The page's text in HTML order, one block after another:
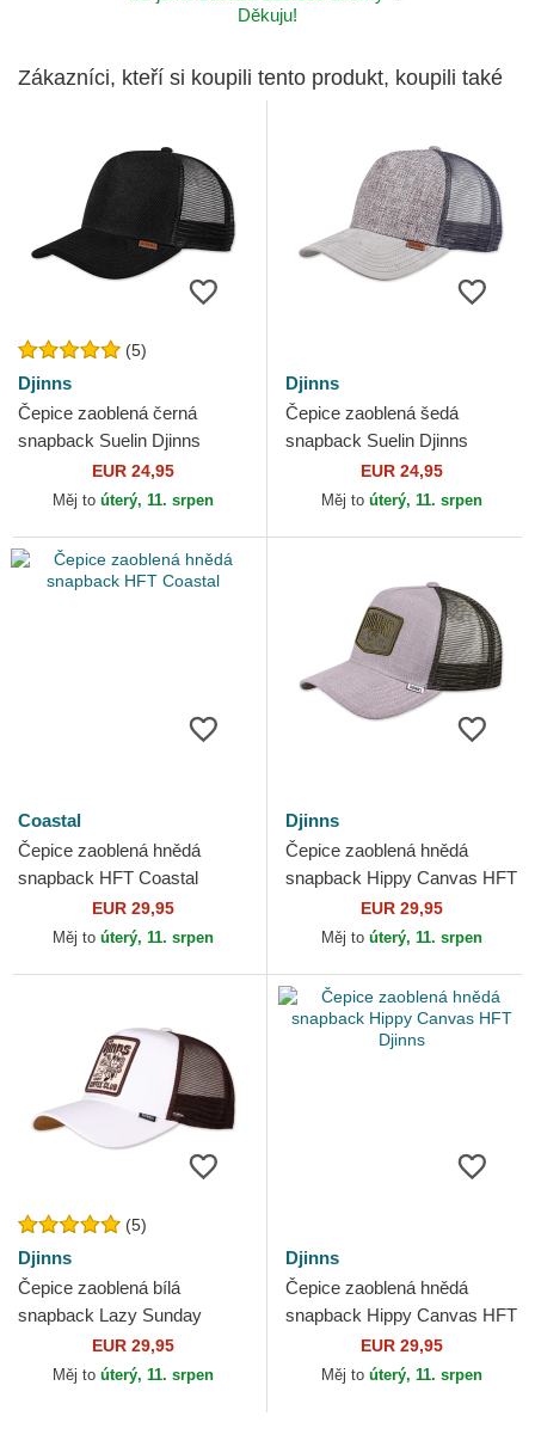
Děkuju!
Zákazníci, kteří si koupili tento produkt, koupili také
(5)
Djinns
Čepice zaoblená černá
snapback Suelin Djinns
EUR 24,95
Měj to úterý, 11. srpen
Djinns
Čepice zaoblená šedá
snapback Suelin Djinns
EUR 24,95
Měj to úterý, 11. srpen
Coastal
Čepice zaoblená hnědá
snapback HFT Coastal
EUR 29,95
Měj to úterý, 11. srpen
Djinns
Čepice zaoblená hnědá
snapback Hippy Canvas HFT
EUR 29,95
Měj to úterý, 11. srpen
(5)
Djinns
Čepice zaoblená bílá
snapback Lazy Sunday
Coffee Club HFT Djinns
EUR 29,95
Měj to úterý, 11. srpen
Djinns
Čepice zaoblená hnědá
snapback Hippy Canvas HFT
EUR 29,95
Měj to úterý, 11. srpen